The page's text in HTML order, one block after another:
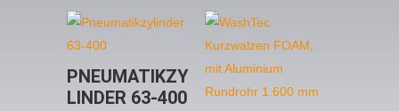
PNEUMATIKZY
LINDER 63-400